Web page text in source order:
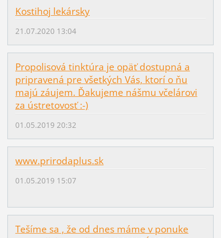
Kostihoj lekársky
21.07.2020 13:04
Propolisová tinktúra je opäť dostupná a
pripravená pre všetkých Vás, ktorí o ňu
majú záujem. Ďakujeme nášmu včelárovi
za ústretovosť :-)
01.05.2019 20:32
www.prirodaplus.sk
01.05.2019 15:07
Tešíme sa , že od dnes máme v ponuke